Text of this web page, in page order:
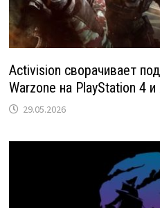
Activision сворачивает
Warzone на PlayStation 4 и
29.05.2026